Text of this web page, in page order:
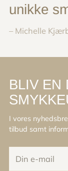
unikke
– Michelle
BLIV EN
I vores
tilbud samt
e-